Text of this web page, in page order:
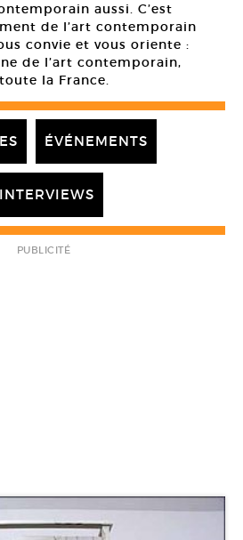
aussi. C’est
de l’art contemporain
convie et vous oriente :
de l’art contemporain,
la France.
ÉVÉNEMENTS
INTERVIEWS
PUBLICITÉ